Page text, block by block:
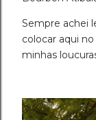
Sempre achei
colocar aqui
minhas